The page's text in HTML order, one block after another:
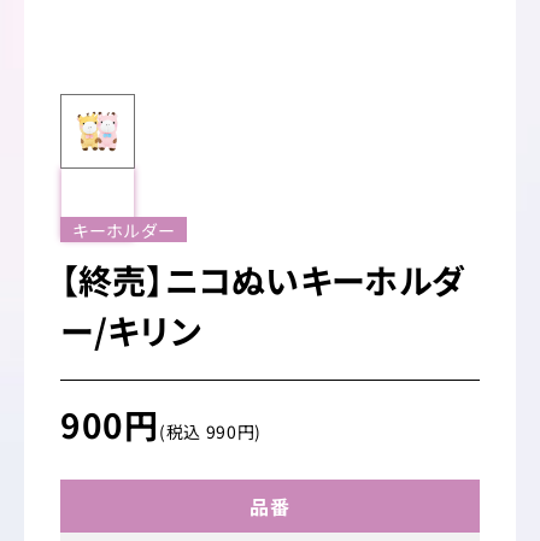
キーホルダー
【終売】ニコぬいキーホルダ
ー/キリン
900円 (税込 990円)
品番